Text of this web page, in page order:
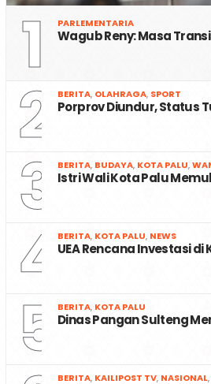
1 PARLEMENTARIA
Wagub Reny: Masa
2 BERITA, OLAHRAGA, SPORT
Porprov Diundur, Status
3 BERITA, BUDAYA, KOTA PALU,
Istri Wali Kota Palu
4 BERITA, KOTA PALU, NEWS
UEA Rencana Investasi di
5 BERITA, KOTA PALU
Dinas Pangan Sulteng
BERITA, KAILIPOST TV, NASIONAL,